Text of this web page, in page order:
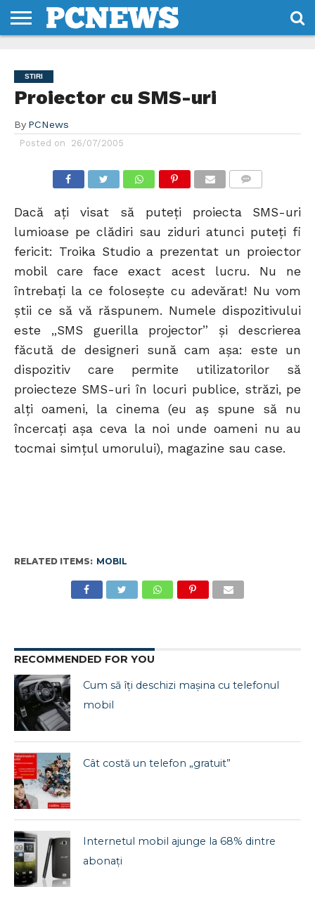
NOI
SI
CONDITII
STIRI
Proiector cu SMS-uri
By PCNews
Posted on 26/07/2005
Dacă aţi visat să puteţi proiecta SMS-uri
lumioase pe clădiri sau ziduri atunci puteţi fi
fericit: Troika Studio a prezentat un proiector
mobil care face exact acest lucru. Nu ne
întrebaţi la ce foloseşte cu adevărat! Nu vom
ştii ce să vă răspunem. Numele dispozitivului
este „SMS guerilla projector” şi descrierea
făcută de designeri sună cam aşa: este un
dispozitiv care permite utilizatorilor să
proiecteze SMS-uri în locuri publice, străzi, pe
alţi oameni, la cinema (eu aş spune să nu
încercaţi aşa ceva la noi unde oameni nu au
tocmai simţul umorului), magazine sau case.
RELATED ITEMS: MOBIL
RECOMMENDED FOR YOU
Cum să îți deschizi mașina cu telefonul
mobil
Cât costă un telefon „gratuit”
Internetul mobil ajunge la 68% dintre
abonați